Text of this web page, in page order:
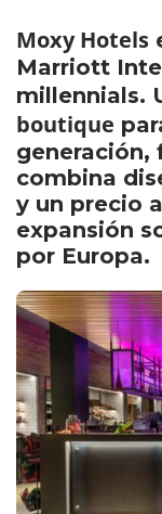
Moxy Hotels
Marriott
millennials.
boutique
generación,
combina
y un precio
expansión
por Europa.